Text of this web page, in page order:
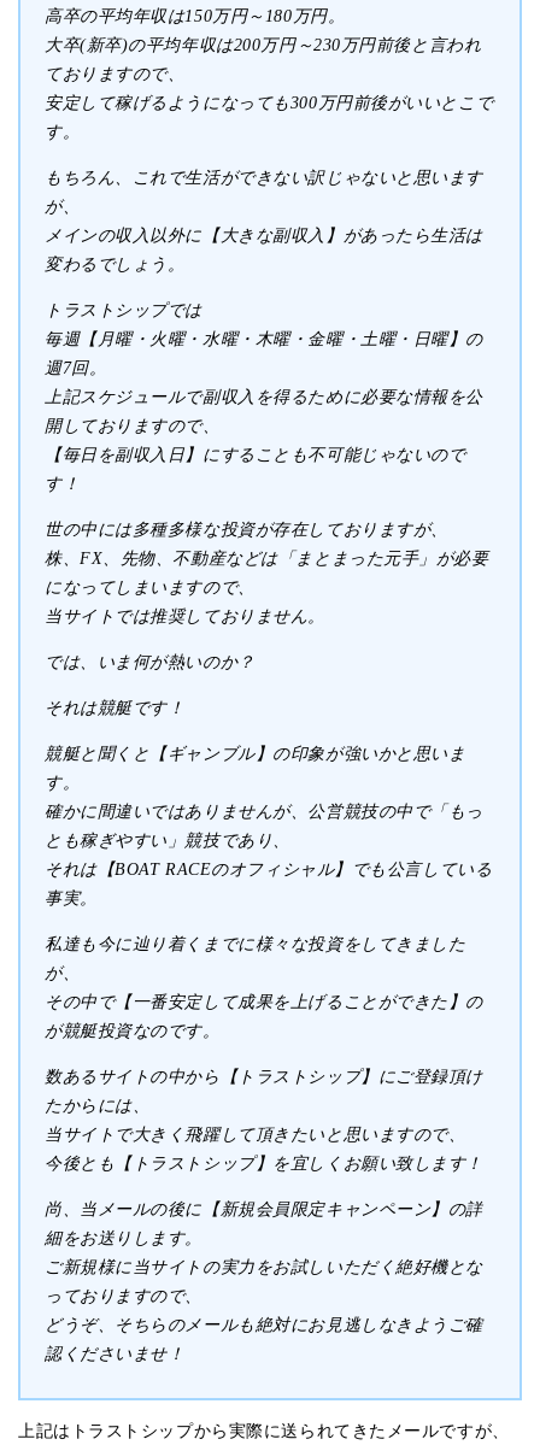
高卒の平均年収は150万円～180万円。
大卒(新卒)の平均年収は200万円～230万円前後と言われ
ておりますので、
安定して稼げるようになっても300万円前後がいいとこで
す。
もちろん、これで生活ができない訳じゃないと思います
が、
メインの収入以外に【大きな副収入】があったら生活は
変わるでしょう。
トラストシップでは
毎週【月曜・火曜・水曜・木曜・金曜・土曜・日曜】の
週7回。
上記スケジュールで副収入を得るために必要な情報を公
開しておりますので、
【毎日を副収入日】にすることも不可能じゃないので
す！
世の中には多種多様な投資が存在しておりますが、
株、FX、先物、不動産などは「まとまった元手」が必要
になってしまいますので、
当サイトでは推奨しておりません。
では、いま何が熱いのか？
それは競艇です！
競艇と聞くと【ギャンブル】の印象が強いかと思いま
す。
確かに間違いではありませんが、公営競技の中で「もっ
とも稼ぎやすい」競技であり、
それは【BOAT RACEのオフィシャル】でも公言している
事実。
私達も今に辿り着くまでに様々な投資をしてきました
が、
その中で【一番安定して成果を上げることができた】の
が競艇投資なのです。
数あるサイトの中から【トラストシップ】にご登録頂け
たからには、
当サイトで大きく飛躍して頂きたいと思いますので、
今後とも【トラストシップ】を宜しくお願い致します！
尚、当メールの後に【新規会員限定キャンペーン】の詳
細をお送りします。
ご新規様に当サイトの実力をお試しいただく絶好機とな
っておりますので、
どうぞ、そちらのメールも絶対にお見逃しなきようご確
認くださいませ！
上記はトラストシップから実際に送られてきたメールですが、